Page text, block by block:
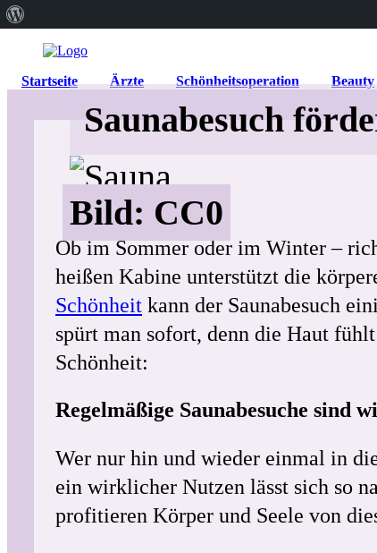
Startseite Ärzte Schönheitsoperation Beauty
Bild: CC0
Saunabesuch
Ob im Sommer oder im Winter –
heißen Kabine unterstützt die
Schönheit kann der Saunabesuch
spürt man sofort, denn die Haut
Schönheit:
Regelmäßige Saunabesuche sind
Wer nur hin und wieder einmal in
ein wirklicher Nutzen lässt sich so
profitieren Körper und Seele von
WordPress